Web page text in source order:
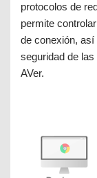
protocolos de
permite
de conexión,
seguridad de
AVer.